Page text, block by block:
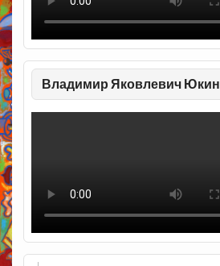
Владимир Яковлевич Юкин